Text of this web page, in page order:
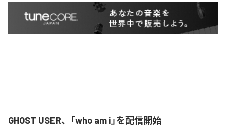
GHOST USER、「who am i」を配信開始